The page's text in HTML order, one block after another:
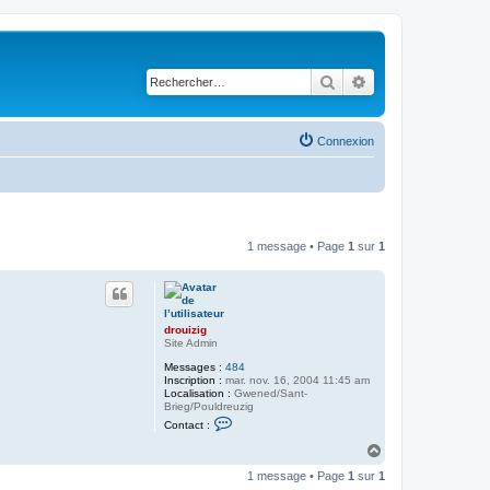
Rechercher
Connexion
1 message • Page 1 sur 1
drouizig
Site Admin
Messages : 484
Inscription : mar. nov. 16, 2004 11:45 am
Localisation : Gwened/Sant-
Brieg/Pouldreuzig
Contact :
u
1 message • Page 1 sur 1